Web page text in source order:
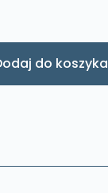
do koszyka